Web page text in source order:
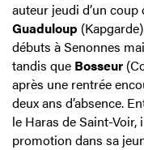
auteur jeudi d’un
Guaduloup
débuts à Senonnes
tandis que Bosseur
après une rentrée
deux ans d’absence.
le Haras de Saint-
promotion dans sa